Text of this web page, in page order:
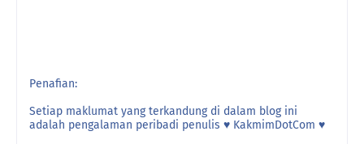
Penafian:
Setiap maklumat yang terkandung di dalam blog ini
adalah pengalaman peribadi penulis ♥ KakmimDotCom ♥